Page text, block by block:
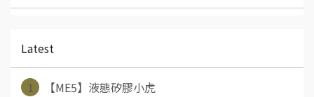
Latest
1
【ME5】液態矽膠小虎